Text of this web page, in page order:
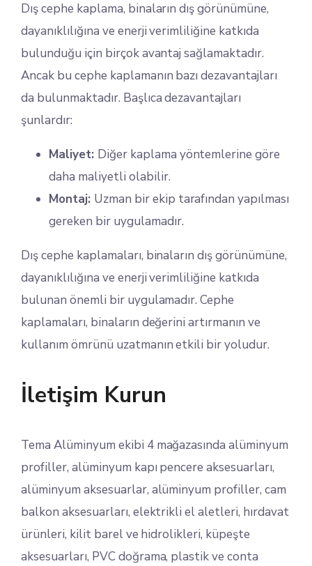
Dış cephe kaplama, binaların dış görünümüne,
dayanıklılığına ve enerji verimliliğine katkıda
bulunduğu için birçok avantaj sağlamaktadır.
Ancak bu cephe kaplamanın bazı dezavantajları
da bulunmaktadır. Başlıca dezavantajları
şunlardır:
Maliyet: Diğer kaplama yöntemlerine göre
daha maliyetli olabilir.
Montaj: Uzman bir ekip tarafından yapılması
gereken bir uygulamadır.
Dış cephe kaplamaları, binaların dış görünümüne,
dayanıklılığına ve enerji verimliliğine katkıda
bulunan önemli bir uygulamadır. Cephe
kaplamaları, binaların değerini artırmanın ve
kullanım ömrünü uzatmanın etkili bir yoludur.
İletişim Kurun
Tema Alüminyum ekibi 4 mağazasında alüminyum
profiller, alüminyum kapı pencere aksesuarları,
alüminyum aksesuarlar, alüminyum profiller, cam
balkon aksesuarları, elektrikli el aletleri, hırdavat
ürünleri, kilit barel ve hidrolikleri, küpeşte
aksesuarları, PVC doğrama, plastik ve conta